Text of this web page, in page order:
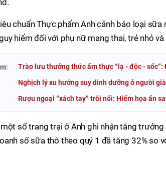
chuẩn Thực phẩm Anh cảnh báo loại
hiểm đối với phụ nữ mang thai, trẻ nhỏ
Trào lưu thưởng thức ẩm thực “lạ - độc -
Nghịch lý xu hướng suy dinh dưỡng ở người
Rượu ngoại “xách tay” trôi nổi: Hiểm họa ẩn
một số trang trại ở Anh ghi nhận tăng
số sữa thô theo quý 1 đã tăng 32% so